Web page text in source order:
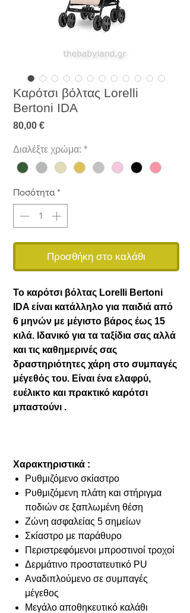
Καρότσι βόλτας Lorelli
Bertoni IDA
80,00 €Τιμή
Διαλέξτε χρώμα: *
Ποσότητα *
Προσθήκη στο καλάθι
Το καρότσι βόλτας Lorelli Bertoni
IDA είναι κατάλληλο για παιδιά από
6 μηνών με μέγιστο βάρος έως 15
κιλά. Ιδανικό για τα ταξίδια σας αλλά
και τις καθημερινές σας
δραστηριότητες χάρη στο συμπαγές
μέγεθός του. Είναι ένα ελαφρύ,
ευέλικτο και πρακτικό καρότσι
μπαστούνι .
Χαρακτηριστικά :
Ρυθμιζόμενο σκίαστρο
Ρυθμιζόμενη πλάτη και στήριγμα
ποδιών σε ξαπλωμένη θέση
Ζώνη ασφαλείας 5 σημείων
Σκίαστρο με παράθυρο
Περιστρεφόμενοι μπροστινοί τροχοί
Δερμάτινο προστατευτικό PU
Αναδιπλούμενο σε συμπαγές
μέγεθος
Μεγάλο αποθηκευτικό καλάθι